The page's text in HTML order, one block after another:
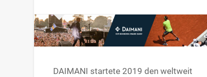
DAIMANI startete 2019 den weltweit